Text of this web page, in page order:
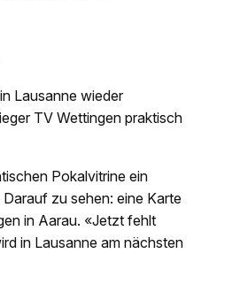
Lausanne wieder
TV Wettingen praktisch
Pokalvitrine ein
zu sehen: eine Karte
in Aarau. «Jetzt fehlt
in Lausanne am nächsten